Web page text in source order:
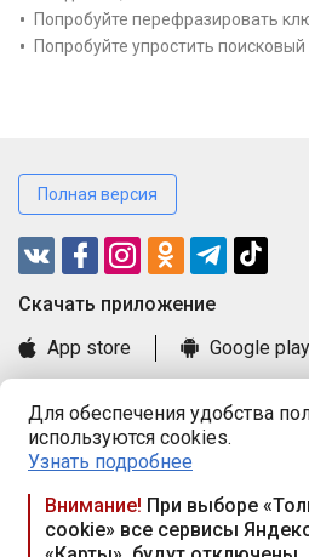
Для обеспечения удобства
используются cookies.
Узнать подробнее
Внимание! При выборе
cookie» все сервисы
Попробуйте перефразировать
Попробуйте упростить поисковый
Полная версия
Cкачать приложение
App store
Google play
Книга замечаний и предложений
Правила и документы
Praca.by © 2000—2026, ООО
Республика Беларусь, 220114, г.
117а, пом. № 9.